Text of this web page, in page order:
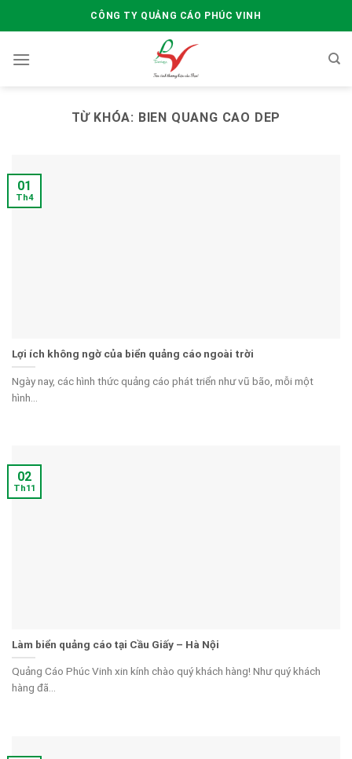
to
CÔNG TY QUẢNG CÁO PHÚC VINH
TỪ KHÓA: BIEN QUANG CAO DEP
Lợi ích không ngờ của biển quảng cáo ngoài trời
Ngày nay, các hình thức quảng cáo phát triển như vũ bão, mỗi một
hình...
01
Th4
Làm biển quảng cáo tại Cầu Giấy – Hà Nội
Quảng Cáo Phúc Vinh xin kính chào quý khách hàng! Như quý khách
hàng đã...
02
Th11